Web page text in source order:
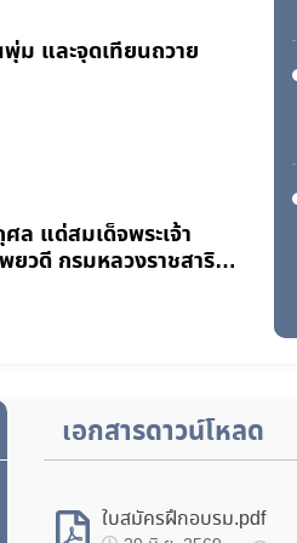
พุ่ม และจุดเทียนถวาย
แด่สมเด็จพระเจ้า
ยวดี กรมหลวงราชสาริณี
วัน (ปัญญาสมวาร)
เอกสารดาวน์โหลด
ใบสมัครฝึกอบรม.pdf